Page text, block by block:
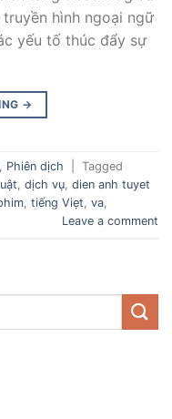
hình ngoại ngữ
yếu tố thúc đẩy sự
→
, Phiên dịch
Tagged
, dịch vụ, dien anh tuyet
, tiếng Viẹt, va,
Leave a comment